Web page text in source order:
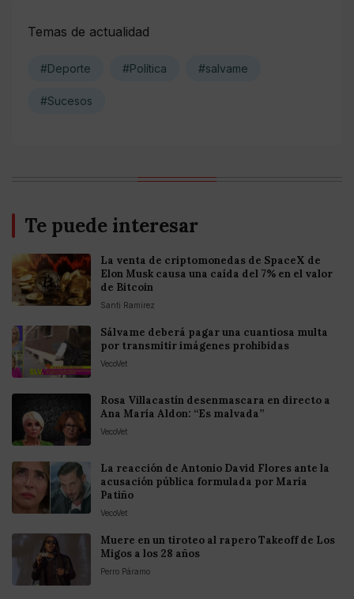
Temas de actualidad
#Deporte #Política #salvame
#Sucesos
Te puede interesar
La venta de criptomonedas de SpaceX de
Elon Musk causa una caída del 7% en el valor
de Bitcoin
Santi Ramirez
Sálvame deberá pagar una cuantiosa multa
por transmitir imágenes prohibidas
VecoVet
Rosa Villacastín desenmascara en directo a
Ana María Aldon: “Es malvada”
VecoVet
La reacción de Antonio David Flores ante la
acusación pública formulada por María
Patiño
VecoVet
Muere en un tiroteo al rapero Takeoff de Los
Migos a los 28 años
Perro Páramo